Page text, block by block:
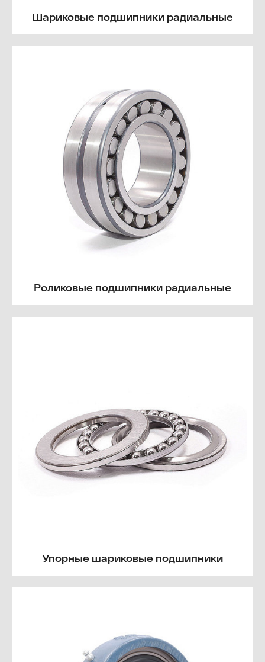
Шариковые подшипники радиальные
Роликовые подшипники радиальные
Упорные шариковые подшипники